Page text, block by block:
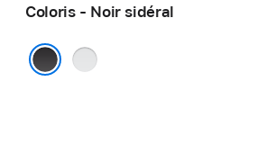
Coloris - Noir sidéral
Argent